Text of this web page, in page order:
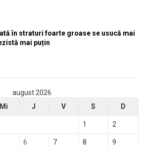
în straturi foarte groase se usucă mai
mai puțin
august 2026
Mi J V S D
1 2
6 7 8 9